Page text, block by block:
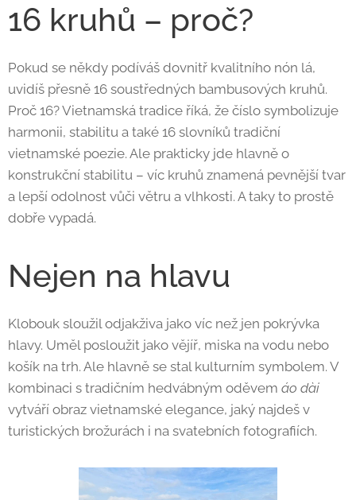
16 kruhů – proč?
Pokud se někdy podíváš dovnitř kvalitního nón lá,
uvidíš přesně 16 soustředných bambusových kruhů.
Proč 16? Vietnamská tradice říká, že číslo symbolizuje
harmonii, stabilitu a také 16 slovníků tradiční
vietnamské poezie. Ale prakticky jde hlavně o
konstrukční stabilitu – víc kruhů znamená pevnější tvar
a lepší odolnost vůči větru a vlhkosti. A taky to prostě
dobře vypadá.
Nejen na hlavu
Klobouk sloužil odjakživa jako víc než jen pokrývka
hlavy. Uměl posloužit jako vějíř, miska na vodu nebo
košík na trh. Ale hlavně se stal kulturním symbolem. V
kombinaci s tradičním hedvábným oděvem áo dài
vytváří obraz vietnamské elegance, jaký najdeš v
turistických brožurách i na svatebních fotografiích.